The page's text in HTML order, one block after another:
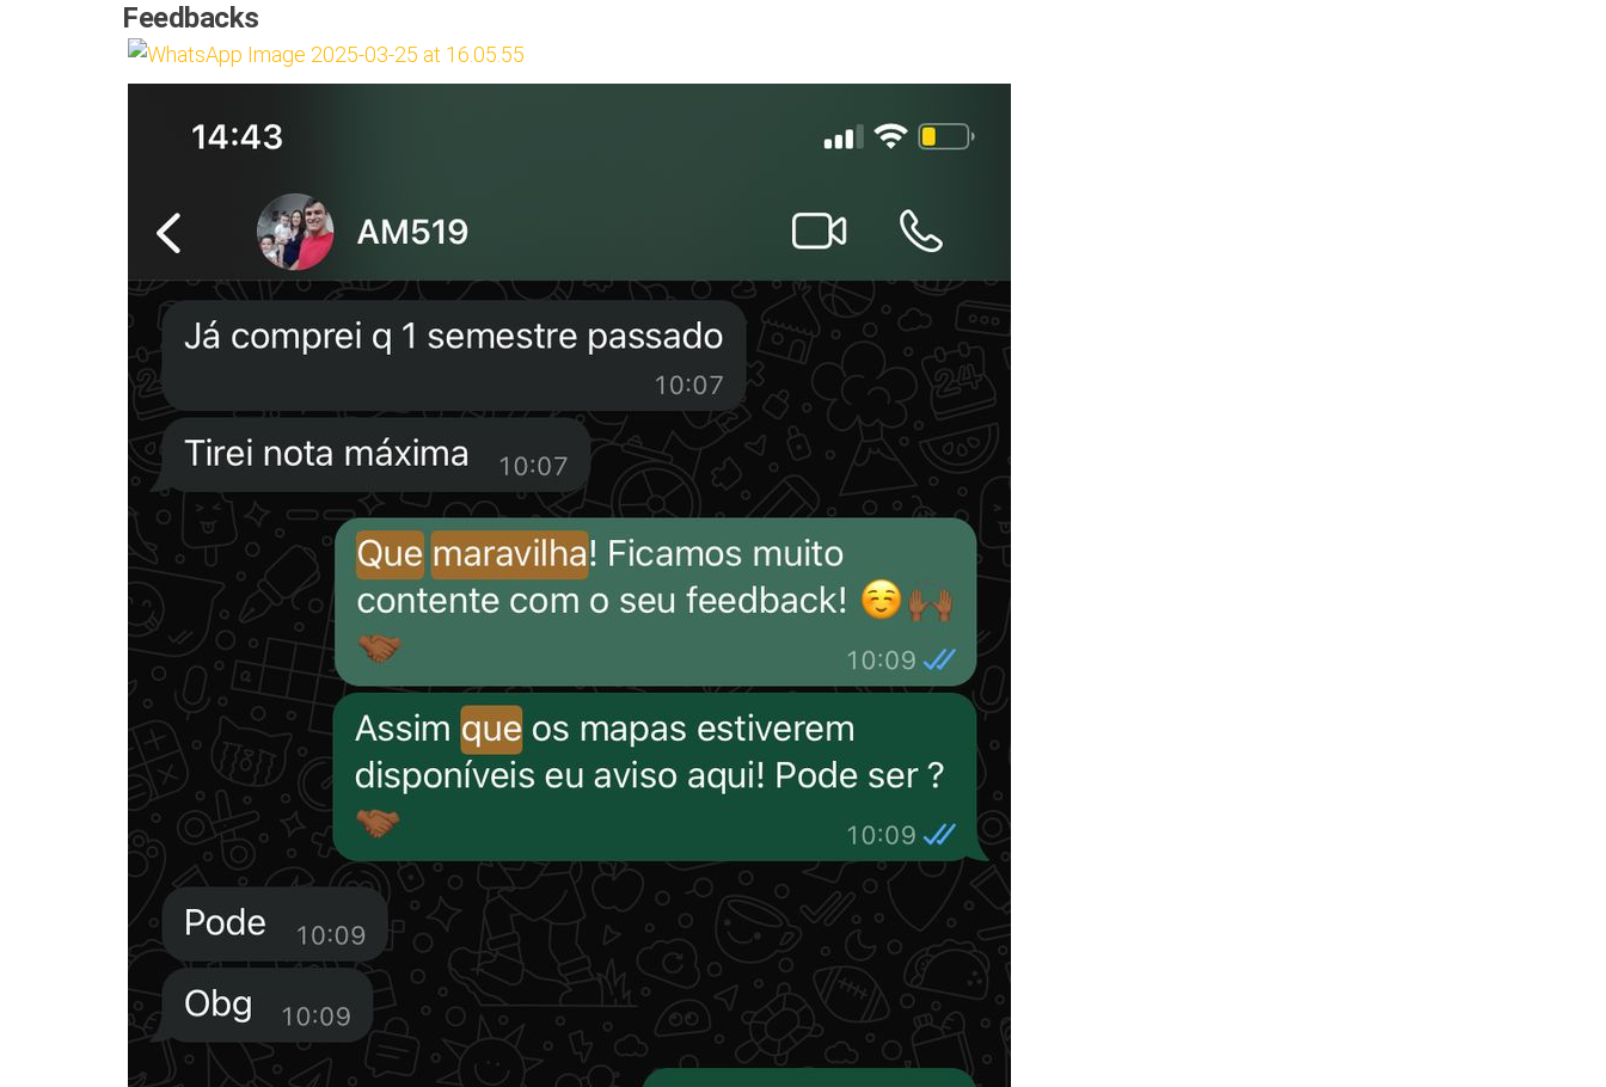
Feedbacks